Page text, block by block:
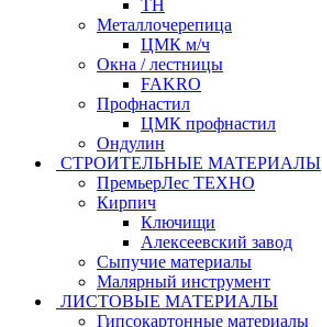
ТН
Металлочерепица
ЦМК м/ч
Окна / лестницы
FAKRO
Профнастил
ЦМК профнастил
Ондулин
СТРОИТЕЛЬНЫЕ МАТЕРИАЛЫ
ПремьерЛес ТЕХНО
Кирпич
Ключищи
Алексеевский завод
Сыпучие материалы
Малярный инструмент
ЛИСТОВЫЕ МАТЕРИАЛЫ
Гипсокартонные материалы